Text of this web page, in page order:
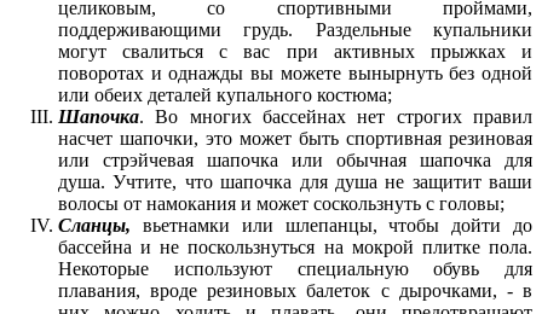
целиковым, со спортивными проймами,
поддерживающими грудь. Раздельные купальники
могут свалиться с вас при активных прыжках и
поворотах и однажды вы можете вынырнуть без одной
или обеих деталей купального костюма;
Шапочка. Во многих бассейнах нет строгих правил
насчет шапочки, это может быть спортивная резиновая
или стрэйчевая шапочка или обычная шапочка для
душа. Учтите, что шапочка для душа не защитит ваши
волосы от намокания и может соскользнуть с головы;
Сланцы, вьетнамки или шлепанцы, чтобы дойти до
бассейна и не поскользнуться на мокрой плитке пола.
Некоторые используют специальную обувь для
плавания, вроде резиновых балеток с дырочками, - в